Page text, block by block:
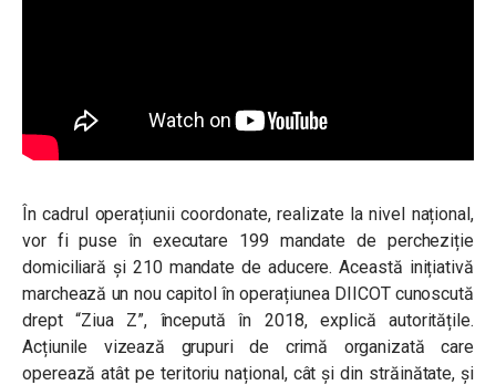
În cadrul operațiunii coordonate, realizate la nivel național,
vor fi puse în executare 199 mandate de percheziție
domiciliară și 210 mandate de aducere. Această inițiativă
marchează un nou capitol în operațiunea DIICOT cunoscută
drept “Ziua Z”, începută în 2018, explică autoritățile.
Acțiunile vizează grupuri de crimă organizată care
operează atât pe teritoriu național, cât și din străinătate, și